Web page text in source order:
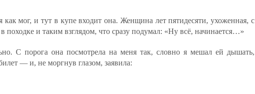
как мог, и тут в купе входит она. Женщина лет пятидесяти, ухоженная, с
походке и таким взглядом, что сразу подумал: «Ну всё, начинается…»
С порога она посмотрела на меня так, словно я мешал ей дышать,
— и, не моргнув глазом, заявила: